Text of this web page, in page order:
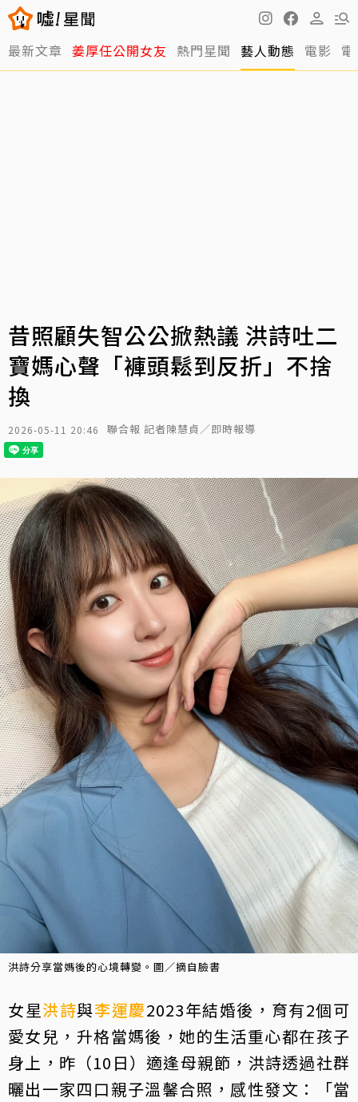
最新文章 姜厚任公開女友 熱門星聞 藝人動態 電影
昔照顧失智公公掀熱議 洪詩吐二
寶媽心聲「褲頭鬆到反折」不捨
換
2026-05-11 20:46 聯合報 記者陳慧貞／即時報導
洪詩分享當媽後的心境轉變。圖／摘自臉書
女星洪詩與李運慶2023年結婚後，育有2個可
愛女兒，升格當媽後，她的生活重心都在孩子
身上，昨（10日）適逢母親節，洪詩透過社群
曬出一家四口親子溫馨合照，感性發文：「當